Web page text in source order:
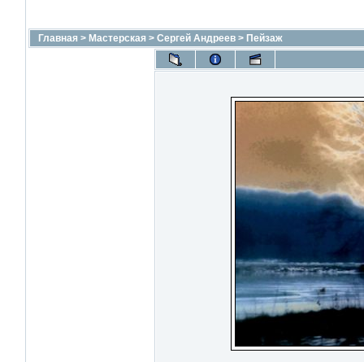
Главная > Мастерская > Сергей Андреев> Пейзаж